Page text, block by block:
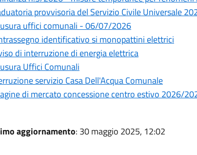
provvisoria del Servizio Civile Universale
uffici comunali - 06/07/2026
identificativo si monopattini elettrici
di interruzione di energia elettrica
Uffici Comunali
servizio Casa Dell'Acqua Comunale
di mercato concessione centro estivo 2026/
aggiornamento: 30 maggio 2025, 12:02